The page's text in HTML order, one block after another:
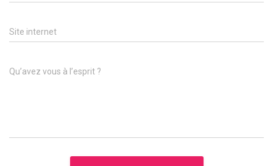
Site internet
Qu’avez vous à l’esprit ?